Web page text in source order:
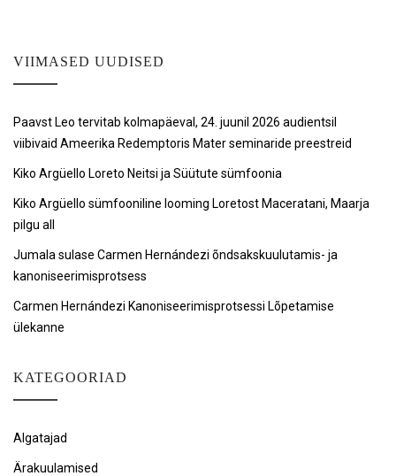
VIIMASED UUDISED
Paavst Leo tervitab kolmapäeval, 24. juunil 2026 audientsil
viibivaid Ameerika Redemptoris Mater seminaride preestreid
Kiko Argüello Loreto Neitsi ja Süütute sümfoonia
Kiko Argüello sümfooniline looming Loretost Maceratani, Maarja
pilgu all
Jumala sulase Carmen Hernándezi õndsakskuulutamis- ja
kanoniseerimisprotsess
Carmen Hernándezi Kanoniseerimisprotsessi Lõpetamise
ülekanne
KATEGOORIAD
Algatajad
Ärakuulamised